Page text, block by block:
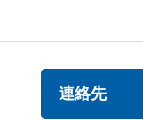
連絡先